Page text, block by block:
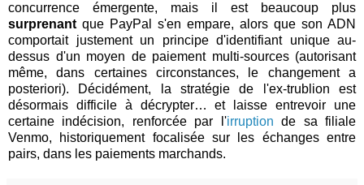
concurrence émergente, mais il est beaucoup plus
surprenantque PayPal s'en empare, alors que son ADN
comportait justement un principe d'identifiant unique au-
dessus d'un moyen de paiement multi-sources (autorisant
même, dans certaines circonstances, le changement a
posteriori). Décidément, la stratégie de l'ex-trublion est
désormais difficile à décrypter… et laisse entrevoir une
certaine indécision, renforcée par l'irruption de sa filiale
Venmo, historiquement focalisée sur les échanges entre
pairs, dans les paiements marchands.